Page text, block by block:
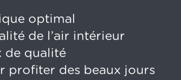
optimal
de l’air intérieur
de qualité
profiter des beaux jours